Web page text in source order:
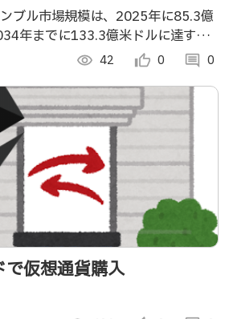
測 2026-2034年
ブル市場規模は、2025年に85.3億
年までに133.3億米ドルに達する
年から2034年の期間において、
visibility 42 thumb_up_alt 0 comment 0
で仮想通貨購入